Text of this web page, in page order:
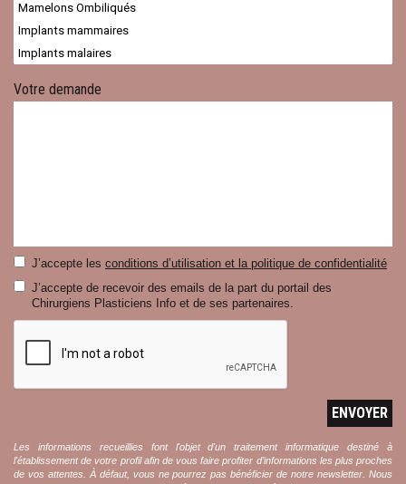
Votre demande
J’accepte les conditions d’utilisation et la politique de confidentialité
J’accepte de recevoir des emails de la part du portail des
Chirurgiens Plasticiens Info et de ses partenaires.
ENVOYER
Les informations recueillies font l'objet d'un traitement informatique destiné à
l'établissement de votre profil afin de vous faire profiter d’informations les plus proches
de vos attentes. À défaut, vous ne pourrez pas bénéficier de notre newsletter. Nous